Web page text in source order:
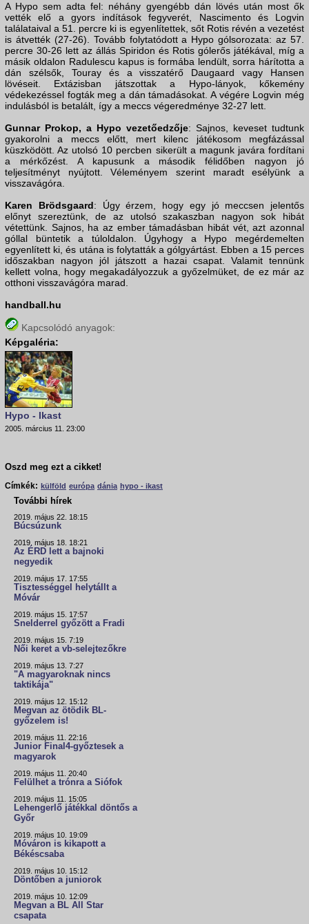
A Hypo sem adta fel: néhány gyengébb dán lövés után most ők
vették elő a gyors indítások fegyverét, Nascimento és Logvin
találataival a 51. percre ki is egyenlítettek, sőt Rotis révén a vezetést
is átvették (27-26). Tovább folytatódott a Hypo gólsorozata: az 57.
percre 30-26 lett az állás Spiridon és Rotis gólerős játékával, míg a
másik oldalon Radulescu kapus is formába lendült, sorra hárította a
dán szélsők, Touray és a visszatérő Daugaard vagy Hansen
lövéseit. Extázisban játszottak a Hypo-lányok, kőkemény
védekezéssel fogták meg a dán támadásokat. A végére Logvin még
indulásból is betalált, így a meccs végeredménye 32-27 lett.
Gunnar Prokop, a Hypo vezetőedzője: Sajnos, keveset tudtunk
gyakorolni a meccs előtt, mert kilenc játékosom megfázással
küszködött. Az utolsó 10 percben sikerült a magunk javára fordítani
a mérkőzést. A kapusunk a második félidőben nagyon jó
teljesítményt nyújtott. Véleményem szerint maradt esélyünk a
visszavágóra.
Karen Brödsgaard: Úgy érzem, hogy egy jó meccsen jelentős
előnyt szereztünk, de az utolsó szakaszban nagyon sok hibát
vétettünk. Sajnos, ha az ember támadásban hibát vét, azt azonnal
góllal büntetik a túloldalon. Úgyhogy a Hypo megérdemelten
egyenlített ki, és utána is folytatták a gólgyártást. Ebben a 15 perces
időszakban nagyon jól játszott a hazai csapat. Valamit tennünk
kellett volna, hogy megakadályozzuk a győzelmüket, de ez már az
otthoni visszavágóra marad.
handball.hu
Kapcsolódó anyagok:
Képgaléria:
Hypo - Ikast
2005. március 11. 23:00
Oszd meg ezt a cikket!
Címkék: külföld európa dánia hypo - ikast
További hírek
2019. május 22. 18:15
Búcsúzunk
2019. május 18. 18:21
Az ÉRD lett a bajnoki
negyedik
2019. május 17. 17:55
Tisztességgel helytállt a
Móvár
2019. május 15. 17:57
Snelderrel győzött a Fradi
2019. május 15. 7:19
Női keret a vb-selejtezőkre
2019. május 13. 7:27
"A magyaroknak nincs
taktikája"
2019. május 12. 15:12
Megvan az ötödik BL-
győzelem is!
2019. május 11. 22:16
Junior Final4-győztesek a
magyarok
2019. május 11. 20:40
Felülhet a trónra a Siófok
2019. május 11. 15:05
Lehengerlő játékkal döntős a
Győr
2019. május 10. 19:09
Móváron is kikapott a
Békéscsaba
2019. május 10. 15:12
Döntőben a juniorok
2019. május 10. 12:09
Megvan a BL All Star
csapata